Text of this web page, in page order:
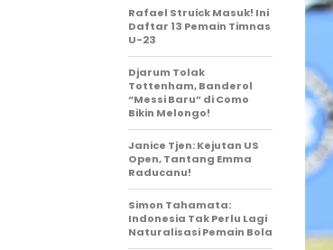
Rafael Struick Masuk! Ini
Daftar 13 Pemain Timnas
U-23
Djarum Tolak
Tottenham, Banderol
“Messi Baru” di Como
Bikin Melongo!
Janice Tjen: Kejutan US
Open, Tantang Emma
Raducanu!
Simon Tahamata:
Indonesia Tak Perlu Lagi
Naturalisasi Pemain Bola